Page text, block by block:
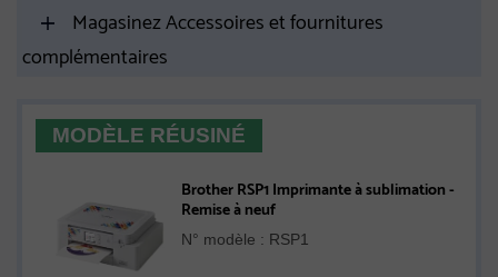
Magasinez Accessoires et fournitures
complémentaires
MODÈLE RÉUSINÉ
Brother RSP1 Imprimante à sublimation -
Remise à neuf
N° modèle : RSP1